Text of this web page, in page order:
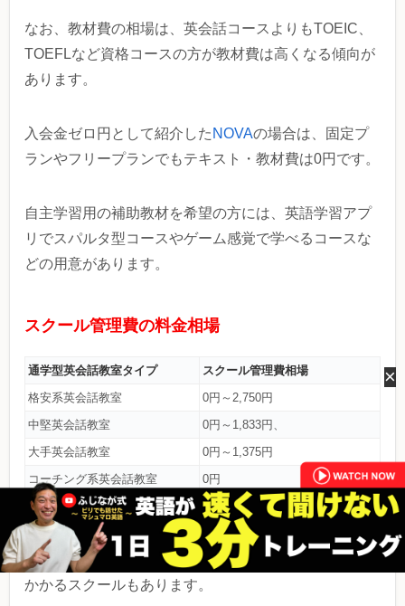
なお、教材費の相場は、英会話コースよりもTOEIC、
TOEFLなど資格コースの方が教材費は高くなる傾向が
あります。
入会金ゼロ円として紹介した NOVAの場合は、固定プ
ランやフリープランでもテキスト・教材費は0円です。
自主学習用の補助教材を希望の方には、英語学習アプ
リでスパルタ型コースやゲーム感覚で学べるコースな
どの用意があります。
スクール管理費の料金相場
通学型英会話教室タイプ スクール管理費相場
格安系英会話教室
0円～2,750円
中堅英会話教室
0円～1,833円、
大手英会話教室
0円～1,375円
コーチング系英会話教室
0円
スクール管理費は0円のところが多いですが、一部の英
会話教室によっては、費用が毎月1,000～2,000円程度
かかるスクールもあります。
×